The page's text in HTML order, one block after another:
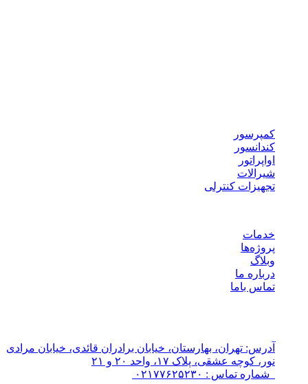
کمپرسور
کندانسور
اواپراتور
شیرالات
تجهیزات کنترلی
خدمات
پروژه‌ها
وبلاگ
درباره ما
تماس باما
آدرس: تهران، بهارستان، خیابان برادران قائدی، خیابان مرادی
نور، کوچه عشقی، پلاک ۱۷، واحد ۲۰ و ۲۱
شماره تماس : ۰۲۱۷۷۶۲۵۲۳۰